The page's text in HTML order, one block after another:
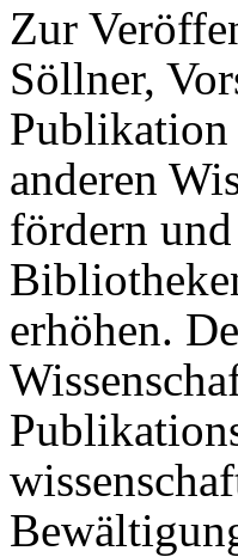
Zur
Söllner,
Publikation
anderen
fördern
erhöhen.